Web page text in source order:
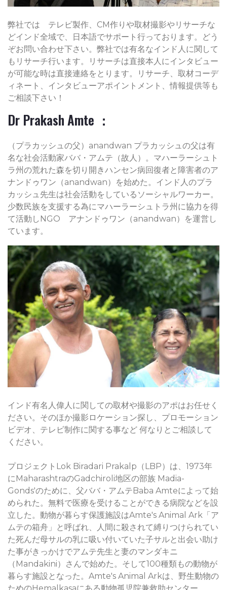
弊社では テレビ製作、CM作りや取材撮影やリサーチな
どインド全域で、日本語でサポート行っております。どう
ぞお問い合わせ下さい。弊社では有名なインド人に関して
もリサーチ行います。リサーチは直接本人にインタビュー
が可能な時は直接連絡をとります。リサーチ、取材コーデ
ィネート、インタビューアポイントメント、情報提供等も
ご相談下さい！
Dr Prakash Amte ：
（プラカッシュの父）anandwan プラカッシュの父は有
名な社会活動家ババ・アムテ（故人）。マハーラーシュト
ラ州の荒れた森を切り開きハンセン病回復者と障害者のア
ナンドゥワン（anandwan）を始めた。インド人のプラ
カッシュ先生は社会活動をしているソーシャルワーカー。
少数民族を支援する為にマハーラーシュトラ州に協力を得
て活動しNGO アナンドゥワン（anandwan）を運営し
ています。
インド有名人偉人に関しての取材や撮影のアポはお任せく
ださい。そのほか撮影ロケーション探し、プロモーション
ビデオ、テレビ制作に関する事など 何なりとご相談して
ください。
プロジェクトLok Biradari Prakalp（LBP）は、1973年
にMaharashtraのGadchiroli地区の部族 Madia-
Gonds'のために、父ババ・アムテBaba Amteによって始
められた。無料で医療を受けることができる病院などを設
立した。動物が暮らす保護施設はAmte's Animal Ark「ア
ムテの箱舟」と呼ばれ、人間に殺されて縛りつけられてい
た死んだ母サルの乳に吸い付いていた子サルと出会い助け
た事がきっかけでアムテ先生と妻のマンダキニ
（Mandakini）さんで始めた。そして100種類もの動物が
暮らす施設となった。Amte's Animal Arkは、野生動物の